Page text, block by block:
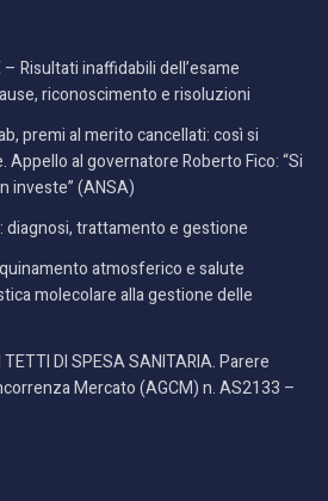
– Risultati inaffidabili dell’esame
riconoscimento e risoluzioni
premi al merito cancellati: così si
al governatore Roberto Fico: “Si
investe” (ANSA)
trattamento e gestione
atmosferico e salute
molecolare alla gestione delle
DI SPESA SANITARIA. Parere
Mercato (AGCM) n. AS2133 –